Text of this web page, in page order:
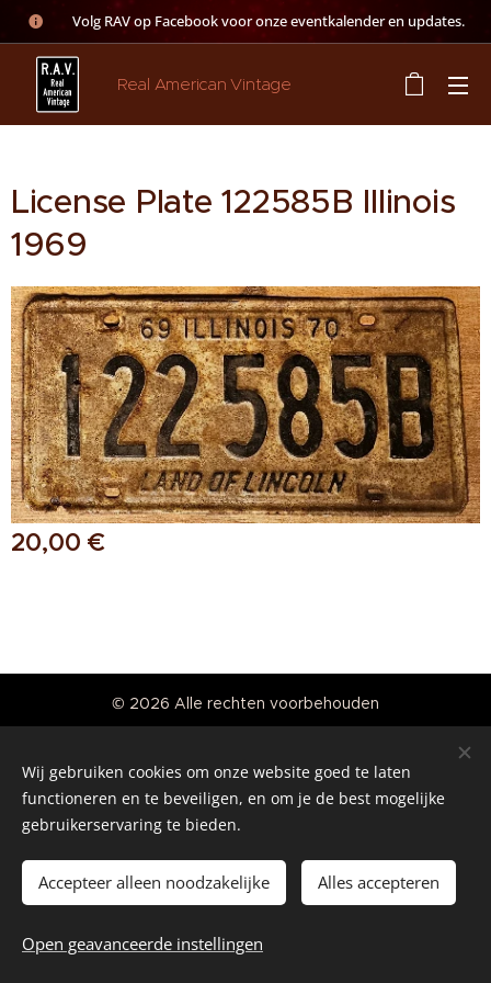
👉 Volg RAV op Facebook voor onze eventkalender en updates.
Real American Vintage
License Plate 122585B Illinois
1969
20,00 €
Toevoegen aan de winkelwagen
© 2026 Alle rechten voorbehouden
Cookies
Talen
Nederlands
English
Wij gebruiken cookies om onze website goed te laten
functioneren en te beveiligen, en om je de best mogelijke
gebruikerservaring te bieden.
Accepteer alleen noodzakelijke Alles accepteren
Open geavanceerde instellingen